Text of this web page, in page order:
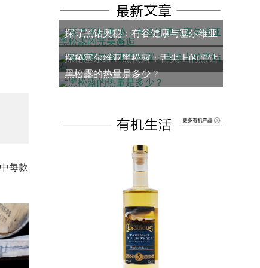
每款
探寻黑钻奥秘：有谷健康与塞尔维亚
黑松露的完美邂逅
探秘塞尔维亚黑松露：舌尖上的黑钻
石
黑松露的热量是多少？